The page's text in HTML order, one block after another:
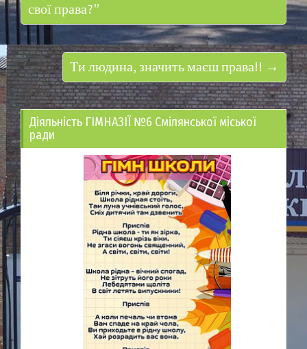
свої права?”
Ти людина, значить маєш права!! →
Діяльність ГІМНАЗІЇ №6 Смілянської міської
ради